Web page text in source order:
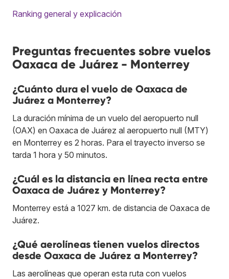
Ranking general y explicación
Preguntas frecuentes sobre vuelos
Oaxaca de Juárez - Monterrey
¿Cuánto dura el vuelo de Oaxaca de
Juárez a Monterrey?
La duración mínima de un vuelo del aeropuerto null
(OAX) en Oaxaca de Juárez al aeropuerto null (MTY)
en Monterrey es 2 horas. Para el trayecto inverso se
tarda 1 hora y 50 minutos.
¿Cuál es la distancia en línea recta entre
Oaxaca de Juárez y Monterrey?
Monterrey está a 1027 km. de distancia de Oaxaca de
Juárez.
¿Qué aerolíneas tienen vuelos directos
desde Oaxaca de Juárez a Monterrey?
Las aerolíneas que operan esta ruta con vuelos